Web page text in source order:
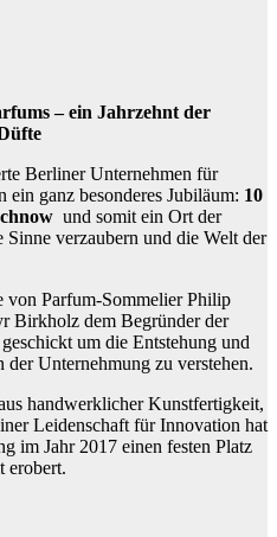
– ein Jahrzehnt der
Berliner Unternehmen für
ein ganz besonderes Jubiläum: 10
und somit ein Ort der
verzaubern und die Welt der
von Parfum-Sommelier Philip
Birkholz dem Begründer der
um die Entstehung und
Unternehmung zu verstehen.
handwerklicher Kunstfertigkeit,
Leidenschaft für Innovation hat
im Jahr 2017 einen festen Platz
erobert.